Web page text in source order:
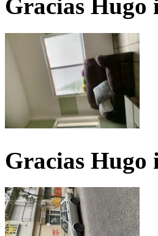
Gracias Hugo
Gracias Hugo